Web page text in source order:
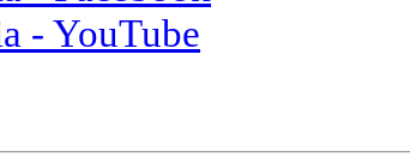
- YouTube